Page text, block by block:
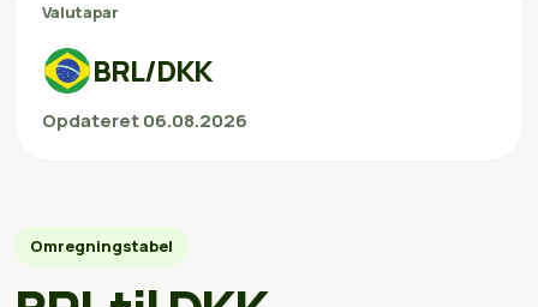
Valutapar
BRL/DKK
Opdateret 06.08.2026
Omregningstabel